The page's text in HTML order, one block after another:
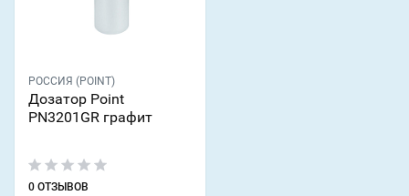
РОССИЯ (POINT)
Дозатор Point
PN3201GR графит
0 ОТЗЫВОВ